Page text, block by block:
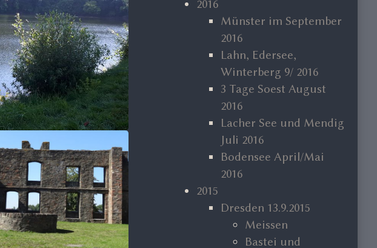
2016
Münster im September
2016
Lahn, Edersee,
Winterberg 9/ 2016
3 Tage Soest August
2016
Lacher See und Mendig
Juli 2016
Bodensee April/Mai
2016
2015
Dresden 13.9.2015
Meissen
Bastei und